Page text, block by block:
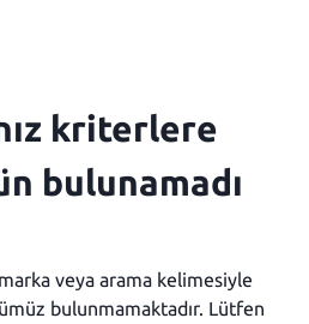
kriterlere
bulunamadı
veya arama kelimesiyle
bulunmamaktadır. Lütfen